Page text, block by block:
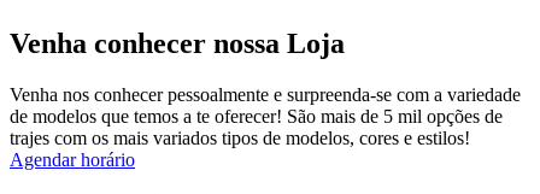
Venha conhecer nossa Loja
Venha nos conhecer pessoalmente e surpreenda-se com a variedade
de modelos que temos a te oferecer! São mais de 5 mil opções de
trajes com os mais variados tipos de modelos, cores e estilos!
Agendar horário